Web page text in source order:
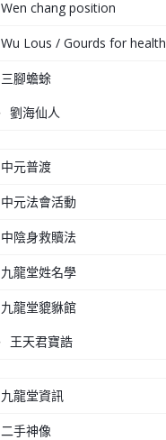
Wen chang position
Wu Lous / Gourds for health
三腳蟾蜍
劉海仙人
中元普渡
中元法會活動
中陰身救贖法
九龍堂姓名學
九龍堂貔貅館
王天君寶誥
九龍堂資訊
二手神像